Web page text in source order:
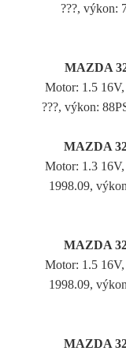
???, výkon:
MAZDA
Motor: 1.5
???, výkon:
MAZDA
Motor: 1.3
1998.09,
MAZDA
Motor: 1.5
1998.09,
MAZDA